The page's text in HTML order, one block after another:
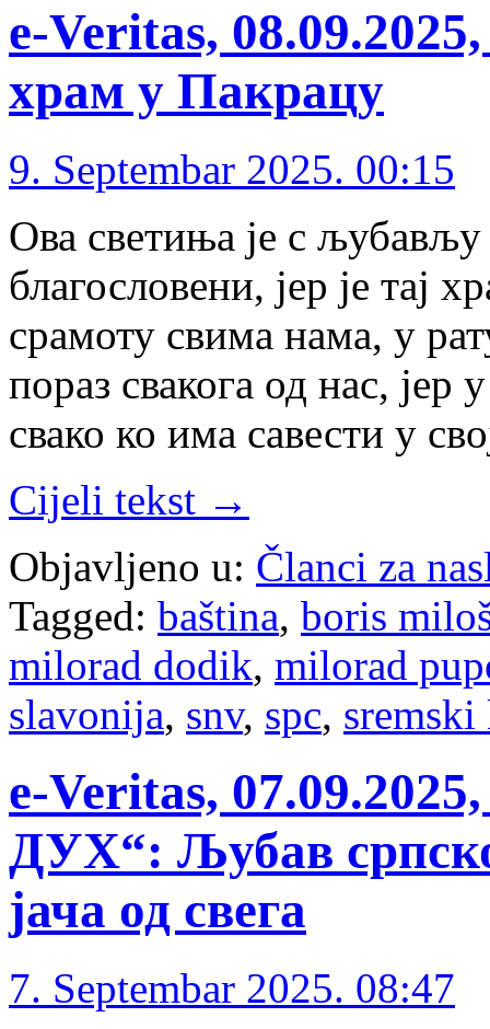
e-Veritas,
храм у Пакрацу
9. Septembar 2025. 00:15
Ова светиња је с
благословени, јер је тај
срамоту свима нама, у
пораз свакога од нас, јер
свако ко има савести у
Cijeli tekst →
Objavljeno u: Članci za
Tagged: baština, boris
milorad dodik, milorad
slavonija, snv, spc,
e-Veritas,
ДУХ“: Љубав
јача од свега
7. Septembar 2025. 08:47